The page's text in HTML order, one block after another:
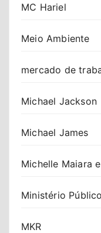
MC Hariel
Meio Ambiente
mercado de
Michael Jackson
Michael James
Michelle Maiara
Ministério
MKR